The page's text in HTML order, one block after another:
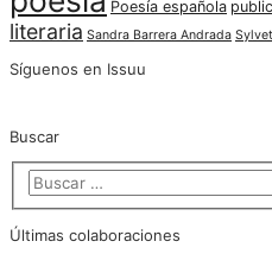
Poesía española
literaria Sandra Barrera Andrada
Síguenos en Issuu
Buscar
Últimas colaboraciones